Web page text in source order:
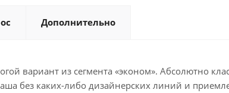
Дополнительно
вариант из сегмента «эконом». Абсолютно
без каких-либо дизайнерских линий и